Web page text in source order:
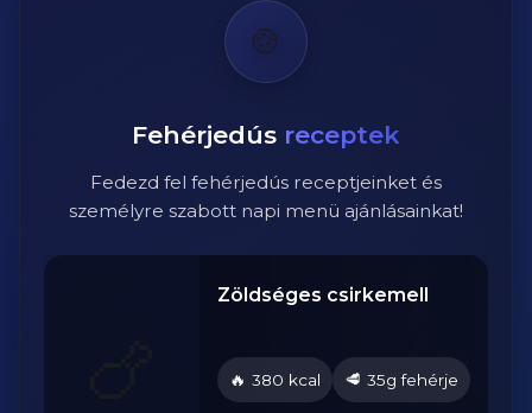
🍲
Fehérjedús receptek
Fedezd fel fehérjedús receptjeinket és
személyre szabott napi menü ajánlásainkat!
Zöldséges csirkemell
🔥 380 kcal 🥩 35g fehérje